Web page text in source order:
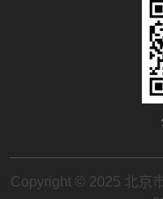
Copyright © 2025 北京